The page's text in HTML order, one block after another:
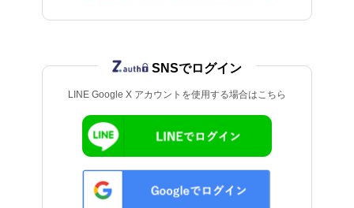
LINE Google X アカウントを使用する場合はこちら
SNSでログイン